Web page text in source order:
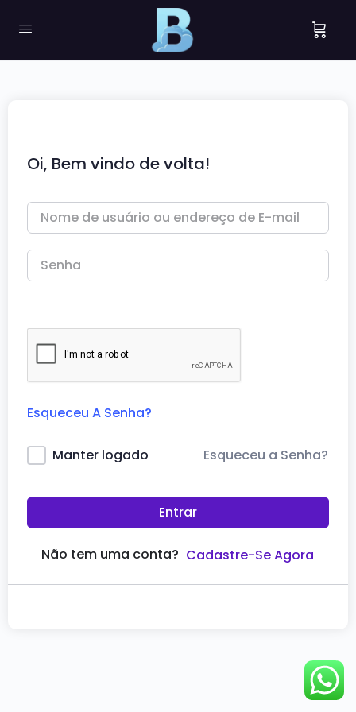
Oi, Bem vindo de volta!
Esqueceu A Senha?
Manter logado Esqueceu a Senha?
Entrar
Não tem uma conta? Cadastre-Se Agora